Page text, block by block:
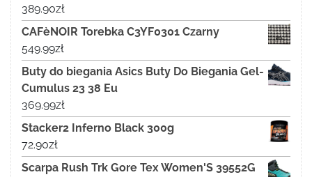
389.90zł
CAFèNOIR Torebka C3YF0301 Czarny
549.99zł
Buty do biegania Asics Buty Do Biegania Gel-
Cumulus 23 38 Eu
369.99zł
Stacker2 Inferno Black 300g
72.90zł
Scarpa Rush Trk Gore Tex Women'S 39552G